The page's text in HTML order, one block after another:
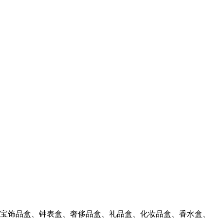
品盒、钟表盒、奢侈品盒、礼品盒、化妆品盒、香水盒、